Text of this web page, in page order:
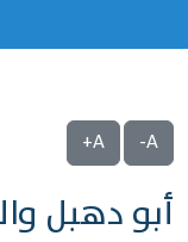
A-
A+
أبو دهبل